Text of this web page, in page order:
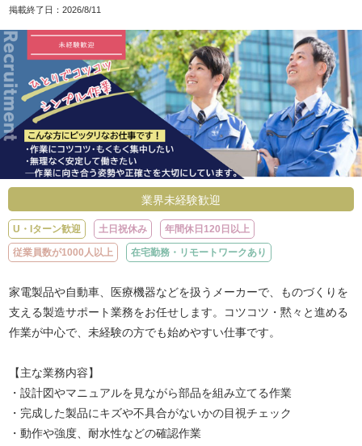
掲載終了日： 2026/8/11
業界未経験歓迎
U・Iターン歓迎 土日祝休み 年間休日120日以上
従業員数が1000人以上 在宅勤務・リモートワークあり
家電製品や自動車、医療機器などを扱うメーカーで、ものづくりを
支える製造サポート業務をお任せします。コツコツ・黙々と進める
作業が中心で、未経験の方でも始めやすい仕事です。
【主な業務内容】
・設計図やマニュアルを見ながら部品を組み立てる作業
・完成した製品にキズや不具合がないかの目視チェック
・動作や強度、耐水性などの確認作業